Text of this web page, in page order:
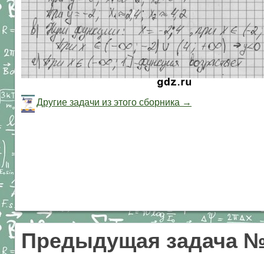
Другие задачи из этого сборника →
Предыдущая задача